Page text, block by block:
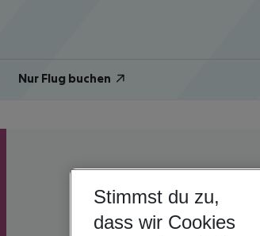
Nur Flug buchen
Stimmst du zu,
dass wir Cookies